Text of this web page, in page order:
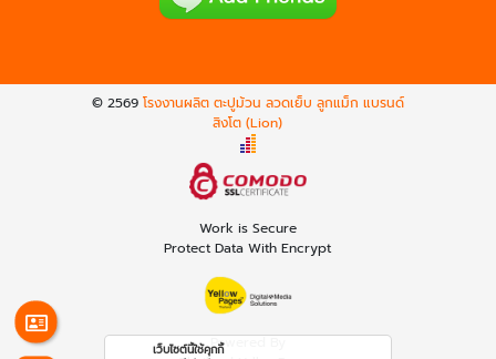
© 2569 โรงงานผลิต ตะปูม้วน ลวดเย็บ ลูกแม็ก แบรนด์
สิงโต (Lion)
Work is Secure
Protect Data With Encrypt
Powered By
เว็บไซต์นี้ใช้คุกกี้